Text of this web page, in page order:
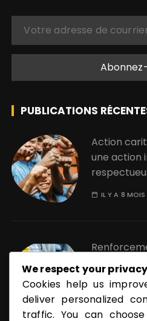
PUBLICATIONS
Action
une action
IL Y A 8 MOIS
de la
quels enjeux
IL Y A 11 MOIS
We respect your privacy
Cookies help us
deliver personalized
traffic. You can